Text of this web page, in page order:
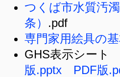
つくば市水質汚
条） .pdf
専門家用絵具の
GHS表示シート
版.pptx PDF版